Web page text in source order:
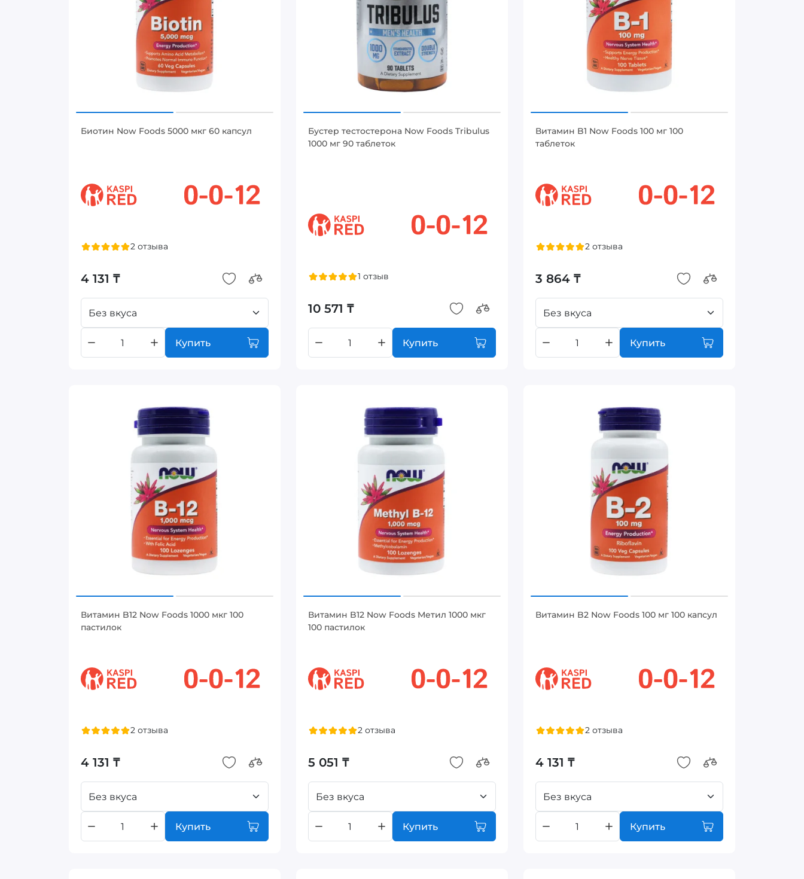
Биотин Now Foods 5000 мкг 60 капсул
2 отзыва
4 131 ₸
Без вкуса
Купить
Бустер тестостерона Now Foods Tribulus
1000 мг 90 таблеток
1 отзыв
10 571 ₸
Купить
Витамин B1 Now Foods 100 мг 100
таблеток
2 отзыва
3 864 ₸
Без вкуса
Купить
Витамин B12 Now Foods 1000 мкг 100
пастилок
2 отзыва
4 131 ₸
Без вкуса
Купить
Витамин B12 Now Foods Метил 1000 мкг
100 пастилок
2 отзыва
5 051 ₸
Без вкуса
Купить
Витамин B2 Now Foods 100 мг 100 капсул
2 отзыва
4 131 ₸
Без вкуса
Купить